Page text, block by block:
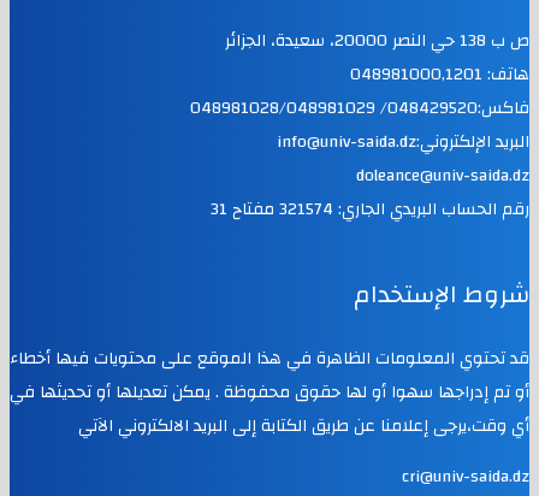
ص ب 138 حي النصر 20000، سعيدة، الجزائر
هاتف: 048981000,1201
فاكس:048429520/ 048981028/048981029
البريد الإلكتروني:info@univ-saida.dz
doleance@univ-saida.dz
رقم الحساب البريدي الجاري: 321574 مفتاح 31
شروط الإستخدام
قد تحتوي المعلومات الظاهرة في هذا الموقع على محتويات فيها أخطاء
أو تم إدراجها سهوا أو لها حقوق محفوظة . يمكن تعديلها أو تحديثها في
أي وقت،يرجى إعلامنا عن طريق الكتابة إلى البريد الالكتروني الآتي
cri@univ-saida.dz